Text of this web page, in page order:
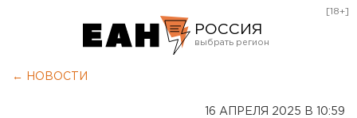
РОССИЯ
[18+]
← НОВОСТИ
16 АПРЕЛЯ 2025 В 10:59